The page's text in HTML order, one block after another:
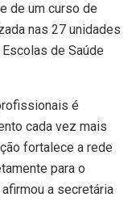
de um curso de
nas 27 unidades
de Saúde
é
cada vez mais
fortalece a rede
para o
a secretária